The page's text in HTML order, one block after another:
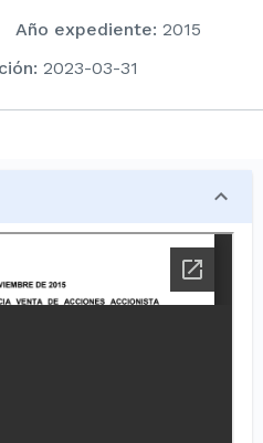
Año expediente: 2015
: 2023-03-31